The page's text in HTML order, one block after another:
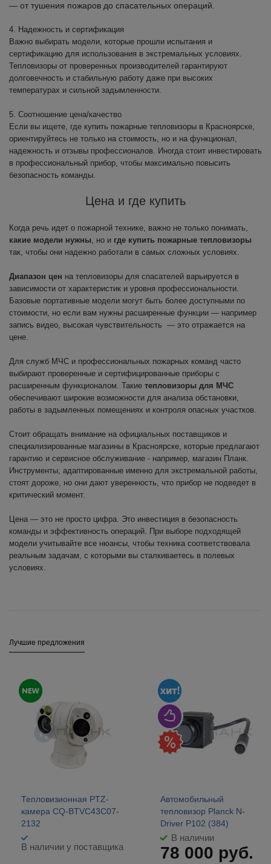
— от тушения пожаров до спасательных операций.
4. Надежность и сертификация
Важно выбирать модели, которые прошли испытания и
сертификацию для использования в экстремальных условиях.
Тепловизоры от проверенных производителей гарантируют
долговечность и стабильную работу даже при высоких
температурах и сильной задымленности.
5. Соотношение цена/качество
Если вы ищете, где купить пожарные тепловизоры в Красноярске,
ориентируйтесь не только на стоимость, но и на функционал,
надежность и отзывы профессионалов. Иногда стоит инвестировать
в профессиональный прибор, чтобы максимально повысить
безопасность команды.
Цена и где купить
Когда речь идет о пожарной технике, важно не только понимать,
какие модели нужны, но и где купить пожарные тепловизоры
так, чтобы они надежно работали в самых сложных условиях.
Диапазон цен на тепловизоры для спасателей варьируется в
зависимости от характеристик и уровня профессиональности.
Базовые портативные модели могут быть более доступными по
стоимости, но если вам нужны расширенные функции — например
запись видео, высокая чувствительность — это отражается на
цене.
Для служб МЧС и профессиональных пожарных команд часто
выбирают проверенные и сертифицированные приборы с
расширенным функционалом. Такие тепловизоры для МЧС
обеспечивают широкие возможности для анализа обстановки,
работы в задымленных помещениях и контроля опасных участков.
Стоит обращать внимание на официальных поставщиков и
специализированные магазины в Красноярске, которые предлагают
гарантию и сервисное обслуживание - например, магазин Планк.
Инструменты, адаптированные именно для экстремальной работы,
стоят дороже, но они дают уверенность, что прибор не подведет в
критический момент.
Цена — это не просто цифра. Это инвестиция в безопасность
команды и эффективность операций. При выборе подходящей
модели учитывайте все нюансы, чтобы техника соответствовала
реальным задачам, с которыми вы сталкиваетесь в полевых
условиях.
Лучшие предложения
Тепловизионная PTZ-
камера CQ-BTVC43C07-
2132
В наличии у поставщика
Автомобильный
тепловизор Planck N-
Driver P102 (384)
В наличии
78 000 руб.